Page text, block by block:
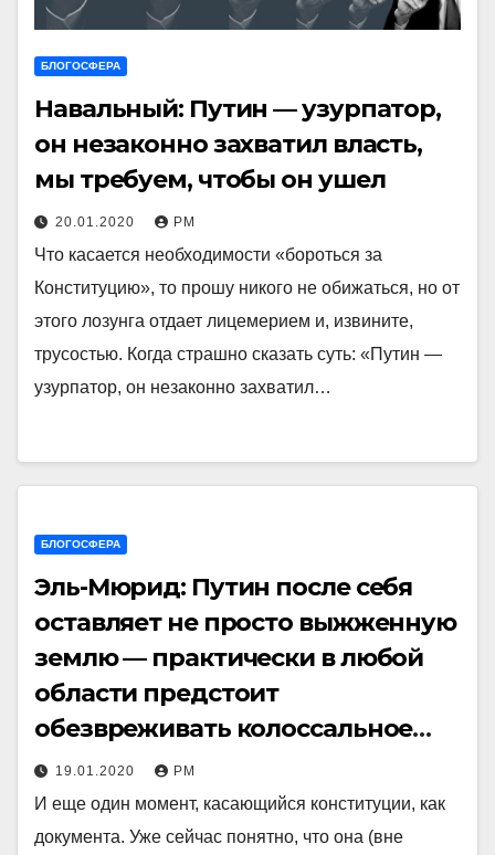
БЛОГОСФЕРА
Навальный: Путин — узурпатор,
он незаконно захватил власть,
мы требуем, чтобы он ушел
20.01.2020 РМ
Что касается необходимости «бороться за
Конституцию», то прошу никого не обижаться, но от
этого лозунга отдает лицемерием и, извините,
трусостью. Когда страшно сказать суть: «Путин —
узурпатор, он незаконно захватил…
БЛОГОСФЕРА
Эль-Мюрид: Путин после себя
оставляет не просто выжженную
землю — практически в любой
области предстоит
обезвреживать колоссальное
количество мин
19.01.2020 РМ
И еще один момент, касающийся конституции, как
документа. Уже сейчас понятно, что она (вне